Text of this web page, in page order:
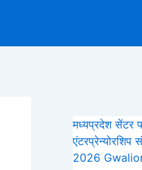
मध्यप्रदेश सेंटर
एंटरप्रेन्योरशिप
2026